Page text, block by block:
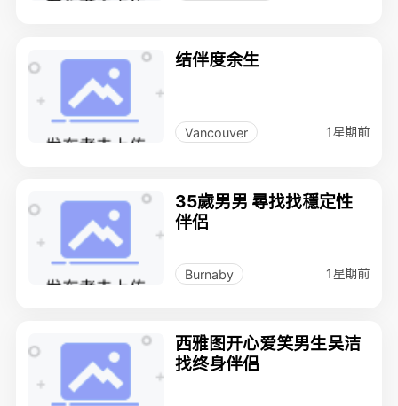
结伴度余生
Vancouver 1星期前
35歲男男 尋找找穩定性
伴侶
Burnaby 1星期前
西雅图开心爱笑男生吴洁
找终身伴侣